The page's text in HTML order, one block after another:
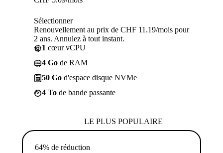
Sélectionner
Renouvellement au prix de CHF 11.19/mois pour
2 ans. Annulez à tout instant.
1 cœur vCPU
4 Go de RAM
50 Go d'espace disque NVMe
4 To de bande passante
LE PLUS POPULAIRE
64% de réduction